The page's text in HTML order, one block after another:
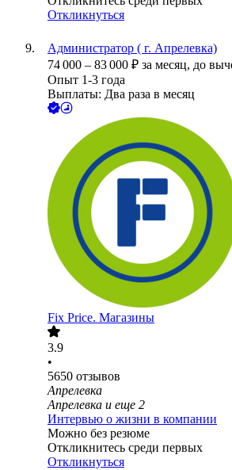
Откликнуться
Администратор ( г. Апрелевка)
74 000 – 83 000 ₽ за месяц, до
Опыт 1-3 года
Выплаты: Два раза в месяц
Fix Price. Магазины
3.9
•
5650 отзывов
Апрелевка
Апрелевка и еще 2
Интервью о жизни в компании
Можно без резюме
Откликнитесь среди первых
Откликнуться